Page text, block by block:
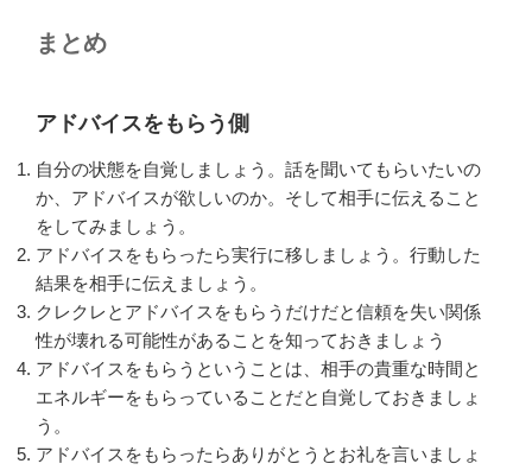
まとめ
アドバイスをもらう側
自分の状態を自覚しましょう。話を聞いてもらいたいの
か、アドバイスが欲しいのか。そして相手に伝えること
をしてみましょう。
アドバイスをもらったら実行に移しましょう。行動した
結果を相手に伝えましょう。
クレクレとアドバイスをもらうだけだと信頼を失い関係
性が壊れる可能性があることを知っておきましょう
アドバイスをもらうということは、相手の貴重な時間と
エネルギーをもらっていることだと自覚しておきましょ
う。
アドバイスをもらったらありがとうとお礼を言いましょ